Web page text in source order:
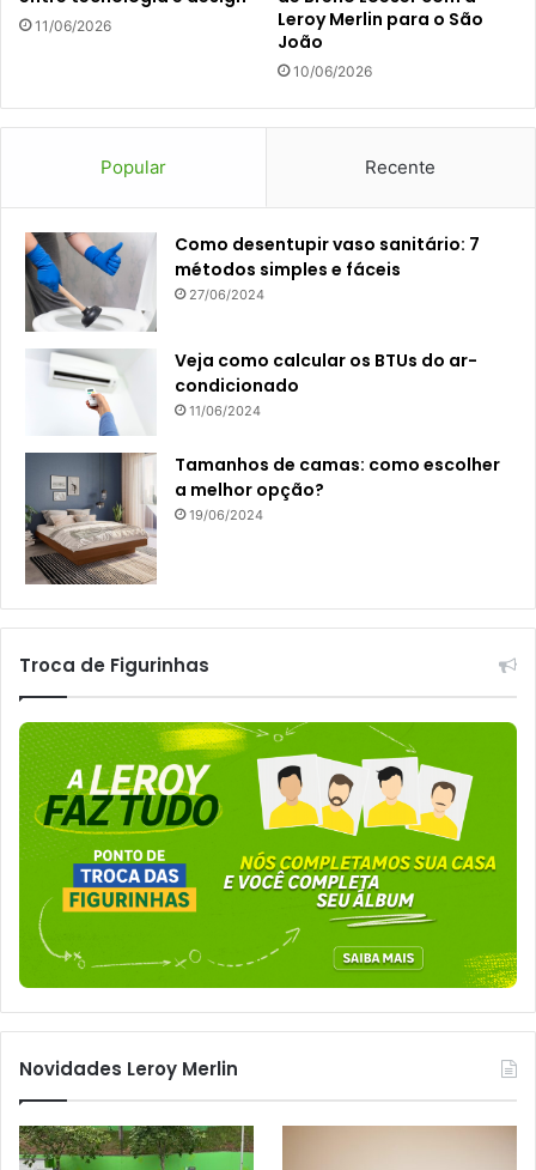
11/06/2026
Leroy Merlin para o São
João
10/06/2026
Popular Recente
Como desentupir vaso sanitário: 7
métodos simples e fáceis
27/06/2024
Veja como calcular os BTUs do ar-
condicionado
11/06/2024
Tamanhos de camas: como escolher
a melhor opção?
19/06/2024
Troca de Figurinhas
Novidades Leroy Merlin